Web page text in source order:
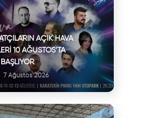
AÇIK HAVA
10 AĞUSTOS’TA
BAŞLIYOR
7 Ağustos 2026